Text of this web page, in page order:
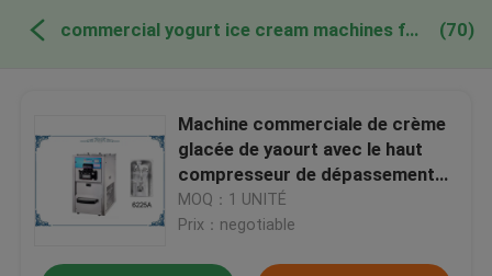
commercial yogurt ice cream machines fabrication en ligne (70)
Machine commerciale de crème
glacée de yaourt avec le haut
compresseur de dépassement
alimentant 6225A
MOQ：1 UNITÉ
Prix：negotiable